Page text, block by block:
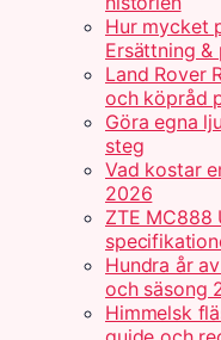
Hur mycket
Ersättning &
Land Rover
och köpråd
Göra egna
steg
Vad kostar
2026
ZTE MC888
Hundra år
och säsong
Himmelsk